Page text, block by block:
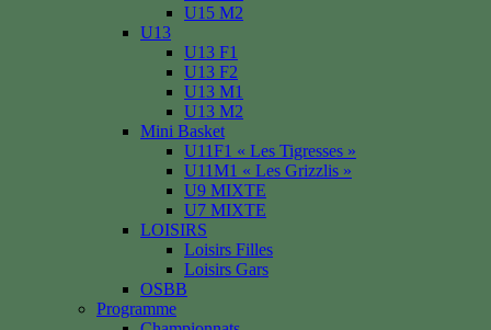
U15 M2
U13
U13 F1
U13 F2
U13 M1
U13 M2
Mini Basket
U11F1 « Les Tigresses »
U11M1 « Les Grizzlis »
U9 MIXTE
U7 MIXTE
LOISIRS
Loisirs Filles
Loisirs Gars
OSBB
Programme